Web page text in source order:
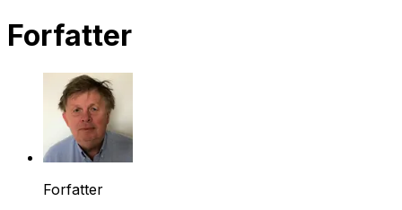
Forfatter
Forfatter